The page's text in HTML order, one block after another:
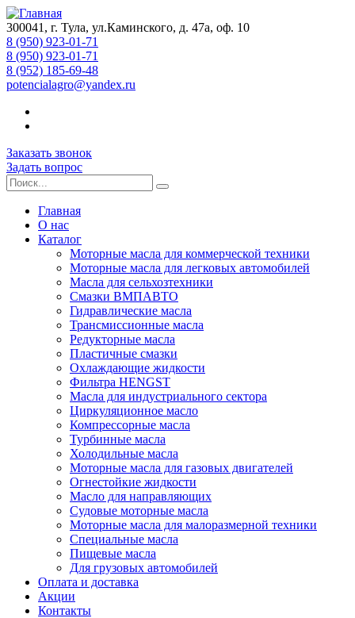
300041, г. Тула, ул.Каминского, д. 47а, оф. 10
8 (950) 923-01-71
8 (950) 923-01-71
8 (952) 185-69-48
potencialagro@yandex.ru
Заказать звонок
Задать вопрос
Главная
О нас
Каталог
Моторные масла для коммерческой техники
Моторные масла для легковых автомобилей
Масла для сельхозтехники
Смазки ВМПАВТО
Гидравлические масла
Трансмиссионные масла
Редукторные масла
Пластичные смазки
Охлаждающие жидкости
Фильтра HENGST
Масла для индустриального сектора
Циркуляционное масло
Компрессорные масла
Турбинные масла
Холодильные масла
Моторные масла для газовых двигателей
Огнестойкие жидкости
Масло для направляющих
Судовые моторные масла
Моторные масла для малоразмерной техники
Специальные масла
Пищевые масла
Для грузовых автомобилей
Оплата и доставка
Акции
Контакты